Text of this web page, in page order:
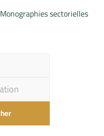
Monographies sectorielles